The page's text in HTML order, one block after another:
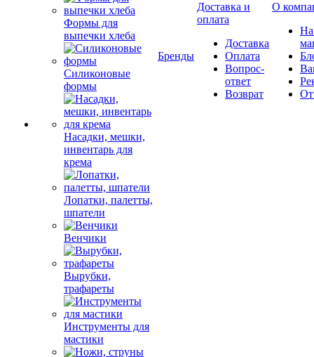
Формы для
выпечки хлеба
Силиконовые
формы
Насадки, мешки,
инвентарь для
крема
Лопатки, палетты,
шпатели
Венчики
Вырубки,
трафареты
Инструменты для
мастики
Бренды
Доставка и
оплата
Доставка
Оплата
Вопрос-
ответ
Возврат
О